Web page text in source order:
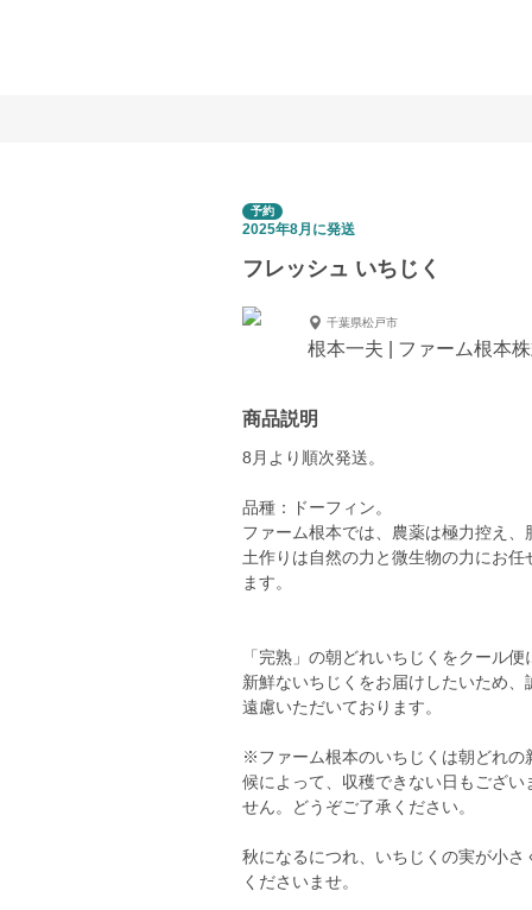
予約
2025年8月に発送
フレッシュ いちじく
千葉県松戸市
根本一夫 | ファーム根本
商品説明
8月より順次発送。
品種：ドーフィン。
ファーム根本では、農薬は極力控え
土作りは自然の力と微生物の力にお
ます。
「完熟」の朝どれいちじくをクール
新鮮ないちじくをお届けしたいため
遠慮いただいております。
※ファーム根本のいちじくは朝どれの
候によって、収穫できない日もござ
せん。どうぞご了承ください。
秋になるにつれ、いちじくの実が小
くださいませ。